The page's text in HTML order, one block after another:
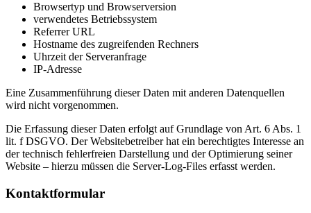
Browsertyp und Browserversion
verwendetes Betriebssystem
Referrer URL
Hostname des zugreifenden Rechners
Uhrzeit der Serveranfrage
IP-Adresse
Eine Zusammenführung dieser Daten mit anderen Datenquellen
wird nicht vorgenommen.
Die Erfassung dieser Daten erfolgt auf Grundlage von Art. 6 Abs. 1
lit. f DSGVO. Der Websitebetreiber hat ein berechtigtes Interesse an
der technisch fehlerfreien Darstellung und der Optimierung seiner
Website – hierzu müssen die Server-Log-Files erfasst werden.
Kontaktformular